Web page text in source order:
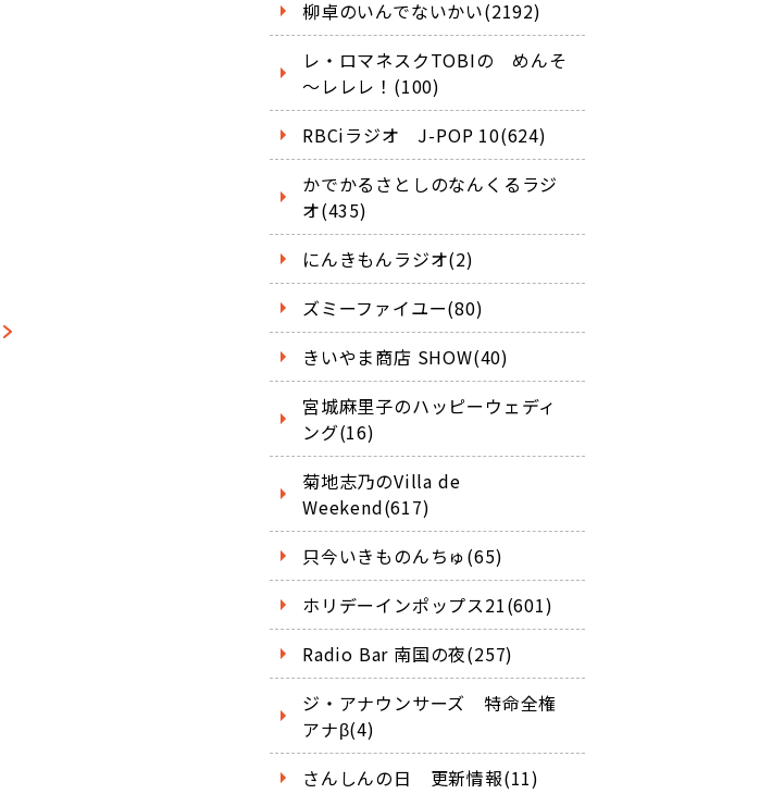
柳卓のいんでないかい(2192)
レ・ロマネスクTOBIの めんそ
～レレレ！(100)
RBCiラジオ J-POP 10(624)
かでかるさとしのなんくるラジ
オ(435)
にんきもんラジオ(2)
ズミーファイユー(80)
きいやま商店 SHOW(40)
宮城麻里子のハッピーウェディ
ング(16)
菊地志乃のVilla de
Weekend(617)
只今いきものんちゅ(65)
ホリデーインポップス21(601)
Radio Bar 南国の夜(257)
ジ・アナウンサーズ 特命全権
アナβ(4)
さんしんの日 更新情報(11)